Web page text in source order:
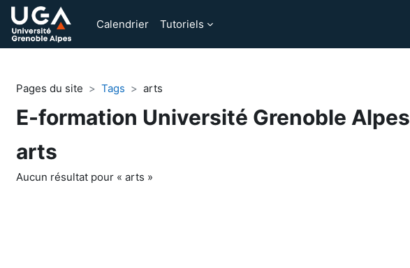
Passer au contenu principal
Calendrier
Tutoriels
Pages du site Tags arts
E-formation Université Grenoble Alpes
arts
Aucun résultat pour « arts »